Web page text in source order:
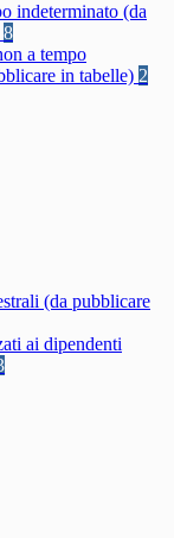
indeterminato (da
8
a tempo
in tabelle) 2
(da pubblicare
ai dipendenti